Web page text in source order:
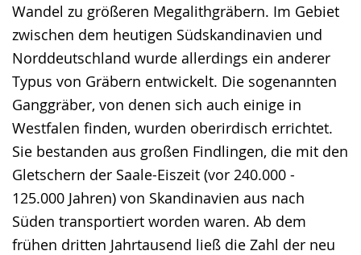
Wandel zu größeren Megalithgräbern. Im Gebiet
zwischen dem heutigen Südskandinavien und
Norddeutschland wurde allerdings ein anderer
Typus von Gräbern entwickelt. Die sogenannten
Ganggräber, von denen sich auch einige in
Westfalen finden, wurden oberirdisch errichtet.
Sie bestanden aus großen Findlingen, die mit den
Gletschern der Saale-Eiszeit (vor 240.000 -
125.000 Jahren) von Skandinavien aus nach
Süden transportiert worden waren. Ab dem
frühen dritten Jahrtausend ließ die Zahl der neu